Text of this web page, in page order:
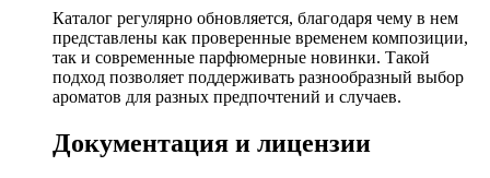
Каталог регулярно обновляется, благодаря чему в нем
представлены как проверенные временем композиции,
так и современные парфюмерные новинки. Такой
подход позволяет поддерживать разнообразный выбор
ароматов для разных предпочтений и случаев.
Документация и лицензии